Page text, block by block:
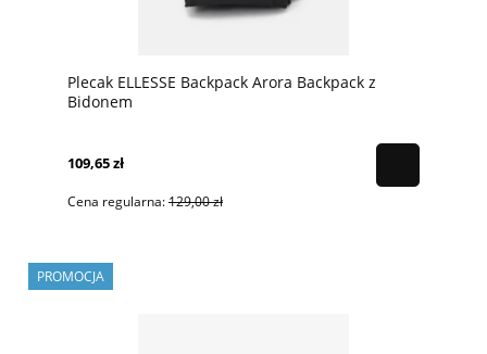
Plecak ELLESSE Backpack Arora Backpack z
Bidonem
109,65 zł
Cena regularna:129,00 zł
PROMOCJA